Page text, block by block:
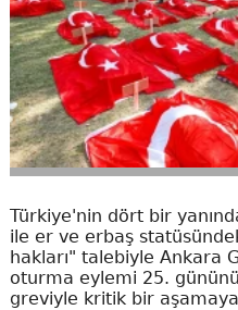
Türkiye'nin dört bir
ile er ve erbaş
hakları" talebiyle Ankara
oturma eylemi 25. gününü
greviyle kritik bir aşamaya